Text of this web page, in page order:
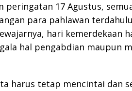
peringatan 17 Agustus,
para pahlawan
hari kemerdekaan
hal pengabdian maupun
harus tetap mencintai dan